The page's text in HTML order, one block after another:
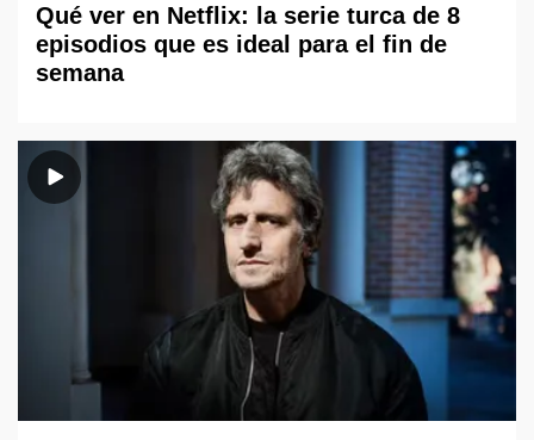
Qué ver en Netflix: la serie turca de 8
episodios que es ideal para el fin de
semana